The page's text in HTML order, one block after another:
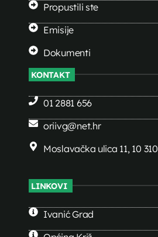
Propustili ste
Emisije
Dokumenti
KONTAKT
01 2881 656
oriivg@net.hr
Moslavačka ulica 11, 10
LINKOVI
Ivanić Grad